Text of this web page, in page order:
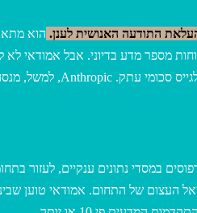
הוא
מספר מדע בדיוני. אבל אמודאי
במסדי נתונים ענקיים, לעזור
העצום של התחום. אמודאי טוען